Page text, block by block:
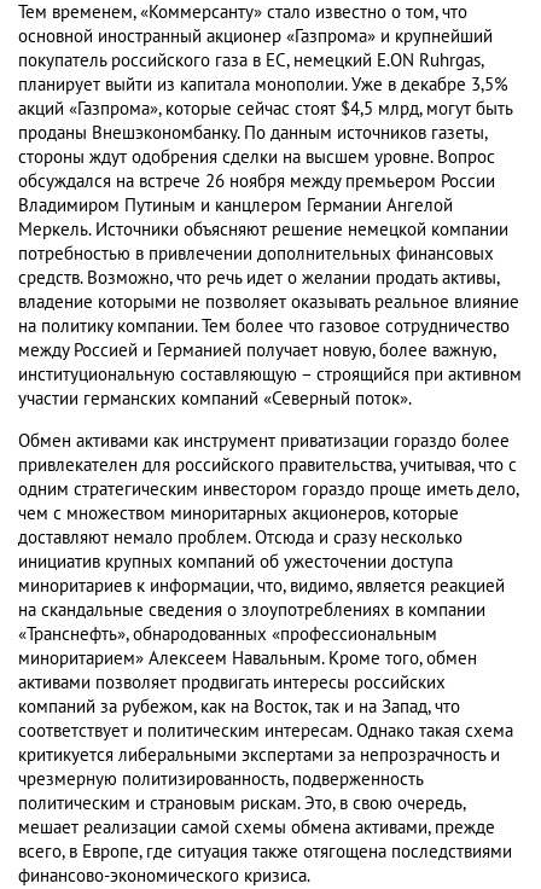
Тем временем, «Коммерсанту» стало известно о том, что
основной иностранный акционер «Газпрома» и крупнейший
покупатель российского газа в ЕС, немецкий E.ON Ruhrgas,
планирует выйти из капитала монополии. Уже в декабре 3,5%
акций «Газпрома», которые сейчас стоят $4,5 млрд, могут быть
проданы Внешэкономбанку. По данным источников газеты,
стороны ждут одобрения сделки на высшем уровне. Вопрос
обсуждался на встрече 26 ноября между премьером России
Владимиром Путиным и канцлером Германии Ангелой
Меркель. Источники объясняют решение немецкой компании
потребностью в привлечении дополнительных финансовых
средств. Возможно, что речь идет о желании продать активы,
владение которыми не позволяет оказывать реальное влияние
на политику компании. Тем более что газовое сотрудничество
между Россией и Германией получает новую, более важную,
институциональную составляющую – строящийся при активном
участии германских компаний «Северный поток».
Обмен активами как инструмент приватизации гораздо более
привлекателен для российского правительства, учитывая, что с
одним стратегическим инвестором гораздо проще иметь дело,
чем с множеством миноритарных акционеров, которые
доставляют немало проблем. Отсюда и сразу несколько
инициатив крупных компаний об ужесточении доступа
миноритариев к информации, что, видимо, является реакцией
на скандальные сведения о злоупотреблениях в компании
«Транснефть», обнародованных «профессиональным
миноритарием» Алексеем Навальным. Кроме того, обмен
активами позволяет продвигать интересы российских
компаний за рубежом, как на Восток, так и на Запад, что
соответствует и политическим интересам. Однако такая схема
критикуется либеральными экспертами за непрозрачность и
чрезмерную политизированность, подверженность
политическим и страновым рискам. Это, в свою очередь,
мешает реализации самой схемы обмена активами, прежде
всего, в Европе, где ситуация также отягощена последствиями
финансово-экономического кризиса.